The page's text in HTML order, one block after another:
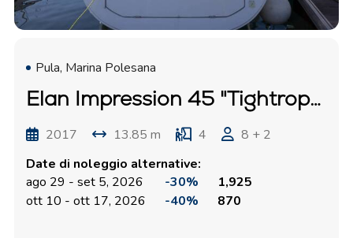
Pula, Marina Polesana
Elan Impression 45 "Tightrope"
2017 13.85 m 4
8 + 2
Date di noleggio alternative:
ago 29 - set 5, 2026
-30%
1,925
ott 10 - ott 17, 2026
-40% 870